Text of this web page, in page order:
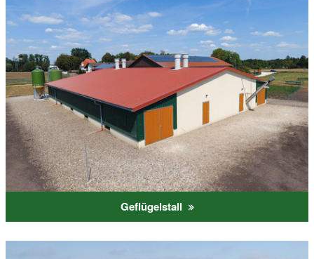
Geflügelstall